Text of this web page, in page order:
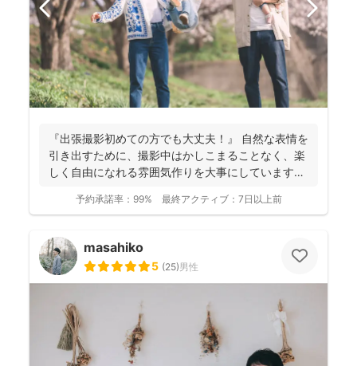
『出張撮影初めての方でも大丈夫！』 自然な表情を
引き出すために、撮影中はかしこまることなく、楽
しく自由になれる雰囲気作りを大事にしています＾
予約承諾率： 99% 最終アクティブ： 7日以上前
masahiko
5 (25)男性